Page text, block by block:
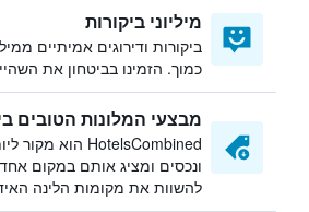
מיליוני ביקורות
ביקורות ודירוגים אמיתיים
כמוך. הזמינו בביטחון את
מבצעי המלונות הטובים
ונכסים ומציג אותם במקום
להשוות את מקומות הלינה